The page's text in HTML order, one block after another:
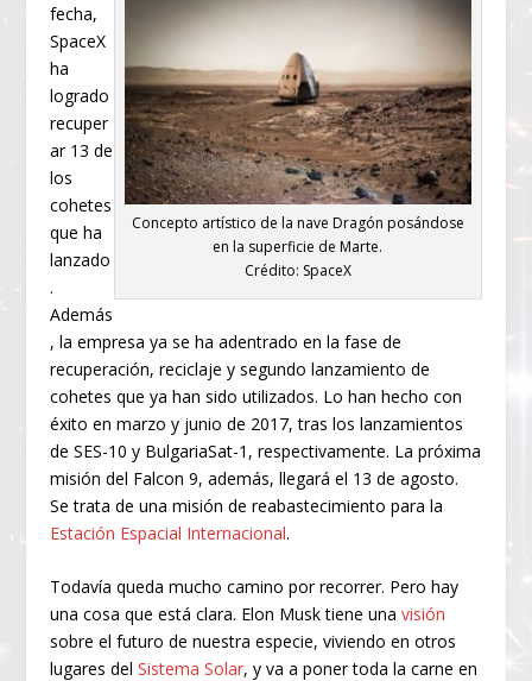
Concepto artístico de la nave Dragón posándose
en la superficie de Marte.
Crédito: SpaceX
fecha,
SpaceX
ha
logrado
recuper
ar 13 de
los
cohetes
que ha
lanzado
.
Además
, la empresa ya se ha adentrado en la fase de
recuperación, reciclaje y segundo lanzamiento de
cohetes que ya han sido utilizados. Lo han hecho con
éxito en marzo y junio de 2017, tras los lanzamientos
de SES-10 y BulgariaSat-1, respectivamente. La próxima
misión del Falcon 9, además, llegará el 13 de agosto.
Se trata de una misión de reabastecimiento para la
Estación Espacial Internacional.
Todavía queda mucho camino por recorrer. Pero hay
una cosa que está clara. Elon Musk tiene unavisión
sobre el futuro de nuestra especie, viviendo en otros
lugares delSistema Solar, y va a poner toda la carne en